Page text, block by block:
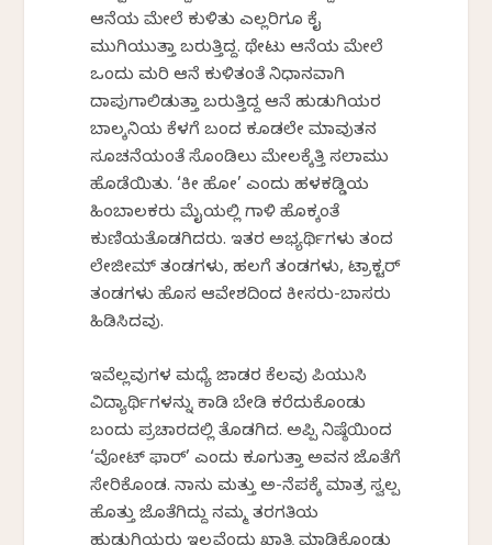
ಆನೆಯ ಮೇಲೆ ಕುಳಿತು ಎಲ್ಲರಿಗೂ ಕೈ
ಮುಗಿಯುತ್ತಾ ಬರುತ್ತಿದ್ದ. ಥೇಟು ಆನೆಯ ಮೇಲೆ
ಒಂದು ಮರಿ ಆನೆ ಕುಳಿತಂತೆ ನಿಧಾನವಾಗಿ
ದಾಪುಗಾಲಿಡುತ್ತಾ ಬರುತ್ತಿದ್ದ ಆನೆ ಹುಡುಗಿಯರ
ಬಾಲ್ಕನಿಯ ಕೆಳಗೆ ಬಂದ ಕೂಡಲೇ ಮಾವುತನ
ಸೂಚನೆಯಂತೆ ಸೊಂಡಿಲು ಮೇಲಕ್ಕೆತ್ತಿ ಸಲಾಮು
ಹೊಡೆಯಿತು. ‘ಕೀ ಹೋ’ ಎಂದು ಹಳಕಡ್ಡಿಯ
ಹಿಂಬಾಲಕರು ಮೈಯಲ್ಲಿ ಗಾಳಿ ಹೊಕ್ಕಂತೆ
ಕುಣಿಯತೊಡಗಿದರು. ಇತರ ಅಭ್ಯರ್ಥಿಗಳು ತಂದ
ಲೇಜೀಮ್ ತಂಡಗಳು, ಹಲಗೆ ತಂಡಗಳು, ಟ್ರಾಕ್ಟರ್
ತಂಡಗಳು ಹೊಸ ಆವೇಶದಿಂದ ಕೀಸರು-ಬಾಸರು
ಹಿಡಿಸಿದವು.
ಇವೆಲ್ಲವುಗಳ ಮಧ್ಯೆ ಜಾಡರ ಕೆಲವು ಪಿಯುಸಿ
ವಿದ್ಯಾರ್ಥಿಗಳನ್ನು ಕಾಡಿ ಬೇಡಿ ಕರೆದುಕೊಂಡು
ಬಂದು ಪ್ರಚಾರದಲ್ಲಿ ತೊಡಗಿದ. ಅಪ್ಪಿ ನಿಷ್ಠೆಯಿಂದ
‘ವೋಟ್ ಫಾರ್’ ಎಂದು ಕೂಗುತ್ತಾ ಅವನ ಜೊತೆಗೆ
ಸೇರಿಕೊಂಡ. ನಾನು ಮತ್ತು ಅ-ನೆಪಕ್ಕೆ ಮಾತ್ರ ಸ್ವಲ್ಪ
ಹೊತ್ತು ಜೊತೆಗಿದ್ದು ನಮ್ಮ ತರಗತಿಯ